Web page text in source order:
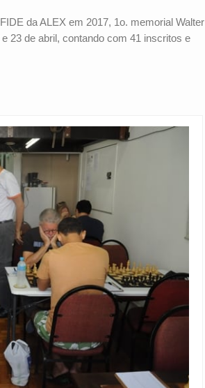
da ALEX em 2017, 1o. memorial Walter
23 de abril, contando com 41 inscritos e